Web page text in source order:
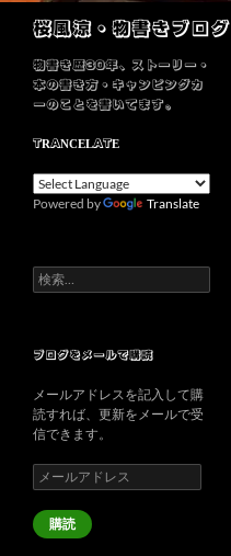
桜風涼・物書きブログ
物書き歴30年、ストーリー・
本の書き方・キャンピングカ
ーのことを書いてます。
TRANCELATE
Powered by Translate
検
索:
ブログをメールで購読
メールアドレスを記入して購
読すれば、更新をメールで受
信できます。
メ
ー
ル
ア 購読